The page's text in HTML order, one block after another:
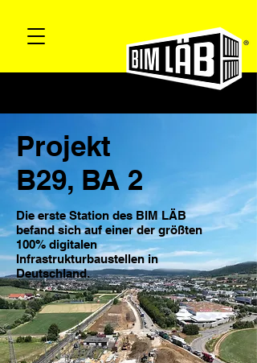
Projekt
B29, BA 2
Die erste Station des BIM LÄB
befand sich auf einer der größten
100% digitalen
Infrastrukturbaustellen in
Deutschland.